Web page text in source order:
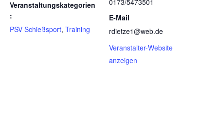
Veranstaltungskategorien
:
PSV Schießsport, Training
0173/5473501
E-Mail
rdietze1@web.de
Veranstalter-Website
anzeigen